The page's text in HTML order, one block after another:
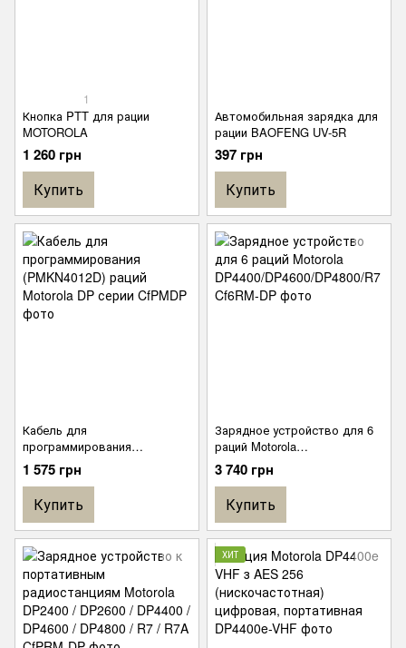
1
Кнопка PTT для рации
MOTOROLA
1 260 грн
Купить
Автомобильная зарядка для
рации BAOFENG UV-5R
397 грн
Купить
Кабель для
программирования
(PMKN4012D) раций Motorola
DP серии
1 575 грн
Купить
Зарядное устройство для 6
раций Motorola
DP4400/DP4600/DP4800/R7
3 740 грн
Купить
ХИТ